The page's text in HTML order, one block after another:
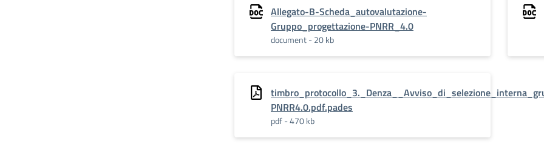
Allegato-B-Scheda_autovalutazione-
Gruppo_progettazione-PNRR_4.0
document - 20 kb
PNRR4.0.pdf.pades
pdf - 470 kb